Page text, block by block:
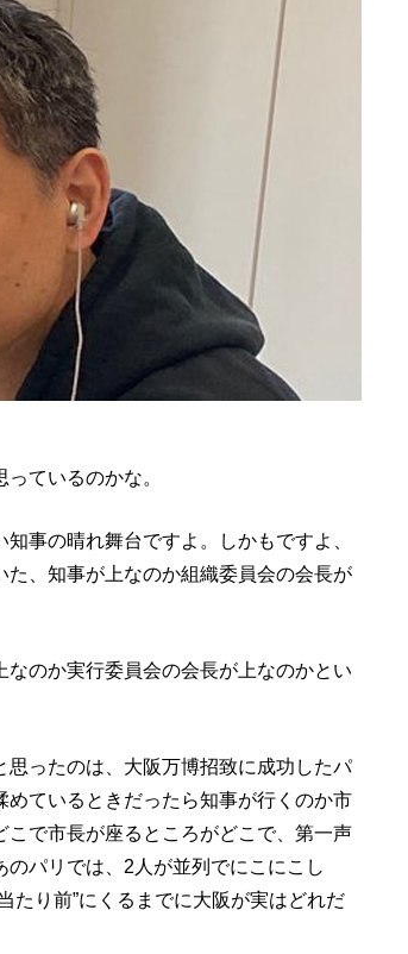
ているのかな。
事の晴れ舞台ですよ。しかもですよ、
、知事が上なのか組織委員会の会長が
のか実行委員会の会長が上なのかとい
ったのは、大阪万博招致に成功したパ
ているときだったら知事が行くのか市
で市長が座るところがどこで、第一声
パリでは、2人が並列でにこにこし
り前”にくるまでに大阪が実はどれだ